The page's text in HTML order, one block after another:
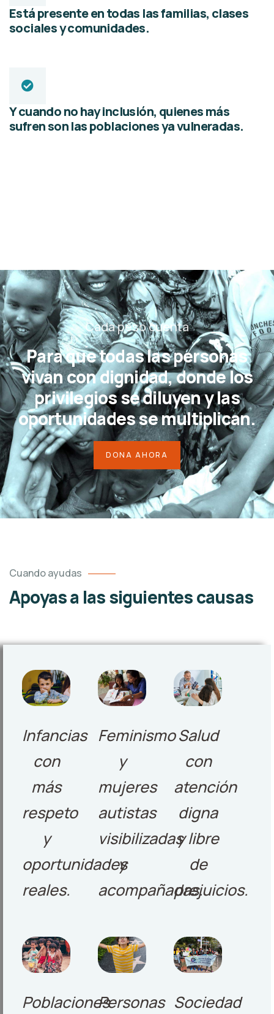
Está presente en todas las familias, clases
sociales y comunidades.
Y cuando no hay inclusión, quienes más
sufren son las poblaciones ya vulneradas.
Cada peso cuenta
Para que todas las personas
vivan con dignidad, donde los
privilegios se diluyen y las
oportunidades se multiplican.
DONA AHORA
Cuando ayudas
Apoyas a las siguientes causas
Infancias
con
más
respeto
y
oportunidades
reales.
Feminismo
y
mujeres
autistas
visibilizadas
y
acompañadas.
Salud
con
atención
digna
y libre
de
prejuicios.
PoblacionesPersonas Sociedad